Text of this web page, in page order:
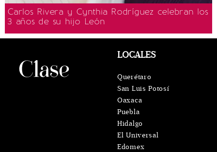
Carlos Rivera y Cynthia Rodríguez celebran los
3 años de su hijo León
LOCALES
Querétaro
San Luis Potosí
Oaxaca
Puebla
Hidalgo
El Universal
Edomex